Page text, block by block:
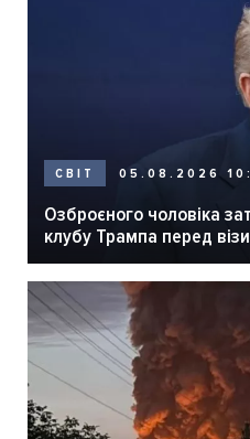
СВІТ 05.08.2026
Озброєного чоловіка
клубу Трампа перед